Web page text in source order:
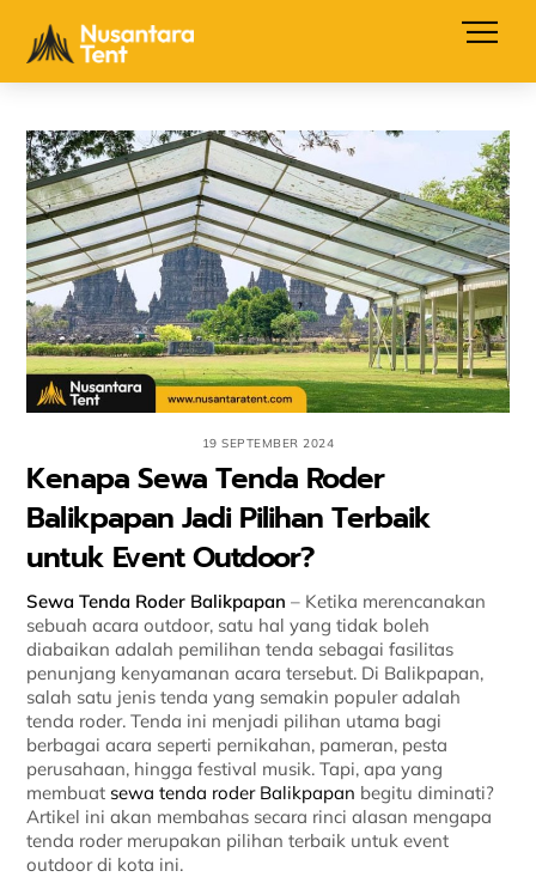
content
19 SEPTEMBER 2024
Kenapa Sewa Tenda Roder
Balikpapan Jadi Pilihan Terbaik
untuk Event Outdoor?
Sewa Tenda Roder Balikpapan – Ketika merencanakan
sebuah acara outdoor, satu hal yang tidak boleh
diabaikan adalah pemilihan tenda sebagai fasilitas
penunjang kenyamanan acara tersebut. Di Balikpapan,
salah satu jenis tenda yang semakin populer adalah
tenda roder. Tenda ini menjadi pilihan utama bagi
berbagai acara seperti pernikahan, pameran, pesta
perusahaan, hingga festival musik. Tapi, apa yang
membuat sewa tenda roder Balikpapan begitu diminati?
Artikel ini akan membahas secara rinci alasan mengapa
tenda roder merupakan pilihan terbaik untuk event
outdoor di kota ini.